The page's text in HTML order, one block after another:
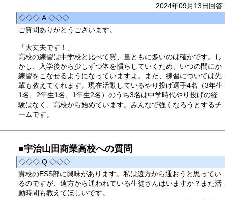
2024年09月13日回答
◇◇◇ A ◇◇◇
ご質問ありがとうございます。
「大丈夫です！」
高校の練習は中学校と比べて質、量ともに多いのは確かです。し
かし、入学後から少しずつ体を慣らしていくため、いつの間にか
練習をこなせるようになっていますよ。また、練習については先
輩も教えてくれます。現在活動しているやり投げ選手4名（3年生
1名、2年生1名、1年生2名）のうち3名は中学時代やり投げの経
験はなく、高校から始めています。みんなで強くなろうとするチ
ームです。
■宇治山田商業高校への質問
◇◇◇ Q ◇◇◇
貴校のESS部に興味があります。私は遠方から通おうと思ってい
るのですが、遠方から通われている生徒さんはいますか？また活
動時間も教えてほしいです。